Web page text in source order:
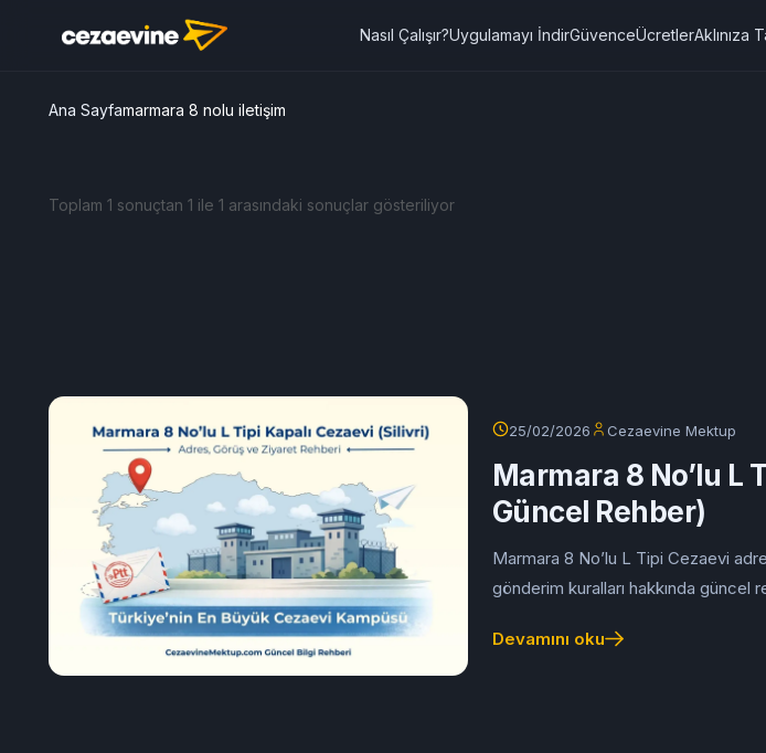
Nasıl Çalışır?Uygulamayı İndirGüvenceÜcretlerAklınıza
Ana Sayfamarmara 8 nolu iletişim
Toplam 1 sonuçtan 1 ile 1 arasındaki sonuçlar gösteriliyor
25/02/2026 Cezaevine Mektup
Marmara 8 No’lu L
Güncel Rehber)
Marmara 8 No’lu L Tipi Cezaevi
gönderim kuralları hakkında güncel
Devamını oku